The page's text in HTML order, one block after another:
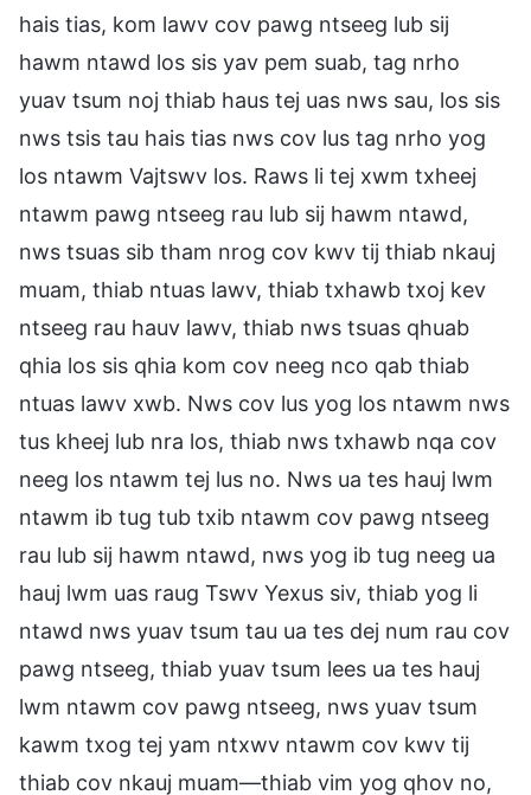
hais tias, kom lawv cov pawg ntseeg lub sij
hawm ntawd los sis yav pem suab, tag nrho
yuav tsum noj thiab haus tej uas nws sau, los sis
nws tsis tau hais tias nws cov lus tag nrho yog
los ntawm Vajtswv los. Raws li tej xwm txheej
ntawm pawg ntseeg rau lub sij hawm ntawd,
nws tsuas sib tham nrog cov kwv tij thiab nkauj
muam, thiab ntuas lawv, thiab txhawb txoj kev
ntseeg rau hauv lawv, thiab nws tsuas qhuab
qhia los sis qhia kom cov neeg nco qab thiab
ntuas lawv xwb. Nws cov lus yog los ntawm nws
tus kheej lub nra los, thiab nws txhawb nqa cov
neeg los ntawm tej lus no. Nws ua tes hauj lwm
ntawm ib tug tub txib ntawm cov pawg ntseeg
rau lub sij hawm ntawd, nws yog ib tug neeg ua
hauj lwm uas raug Tswv Yexus siv, thiab yog li
ntawd nws yuav tsum tau ua tes dej num rau cov
pawg ntseeg, thiab yuav tsum lees ua tes hauj
lwm ntawm cov pawg ntseeg, nws yuav tsum
kawm txog tej yam ntxwv ntawm cov kwv tij
thiab cov nkauj muam—thiab vim yog qhov no,